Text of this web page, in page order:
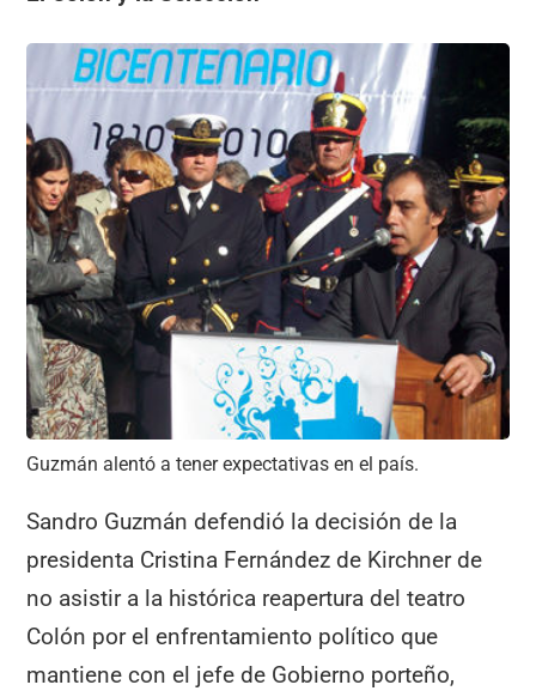
Guzmán alentó a tener expectativas en el país.
Sandro Guzmán defendió la decisión de la
presidenta Cristina Fernández de Kirchner de
no asistir a la histórica reapertura del teatro
Colón por el enfrentamiento político que
mantiene con el jefe de Gobierno porteño,